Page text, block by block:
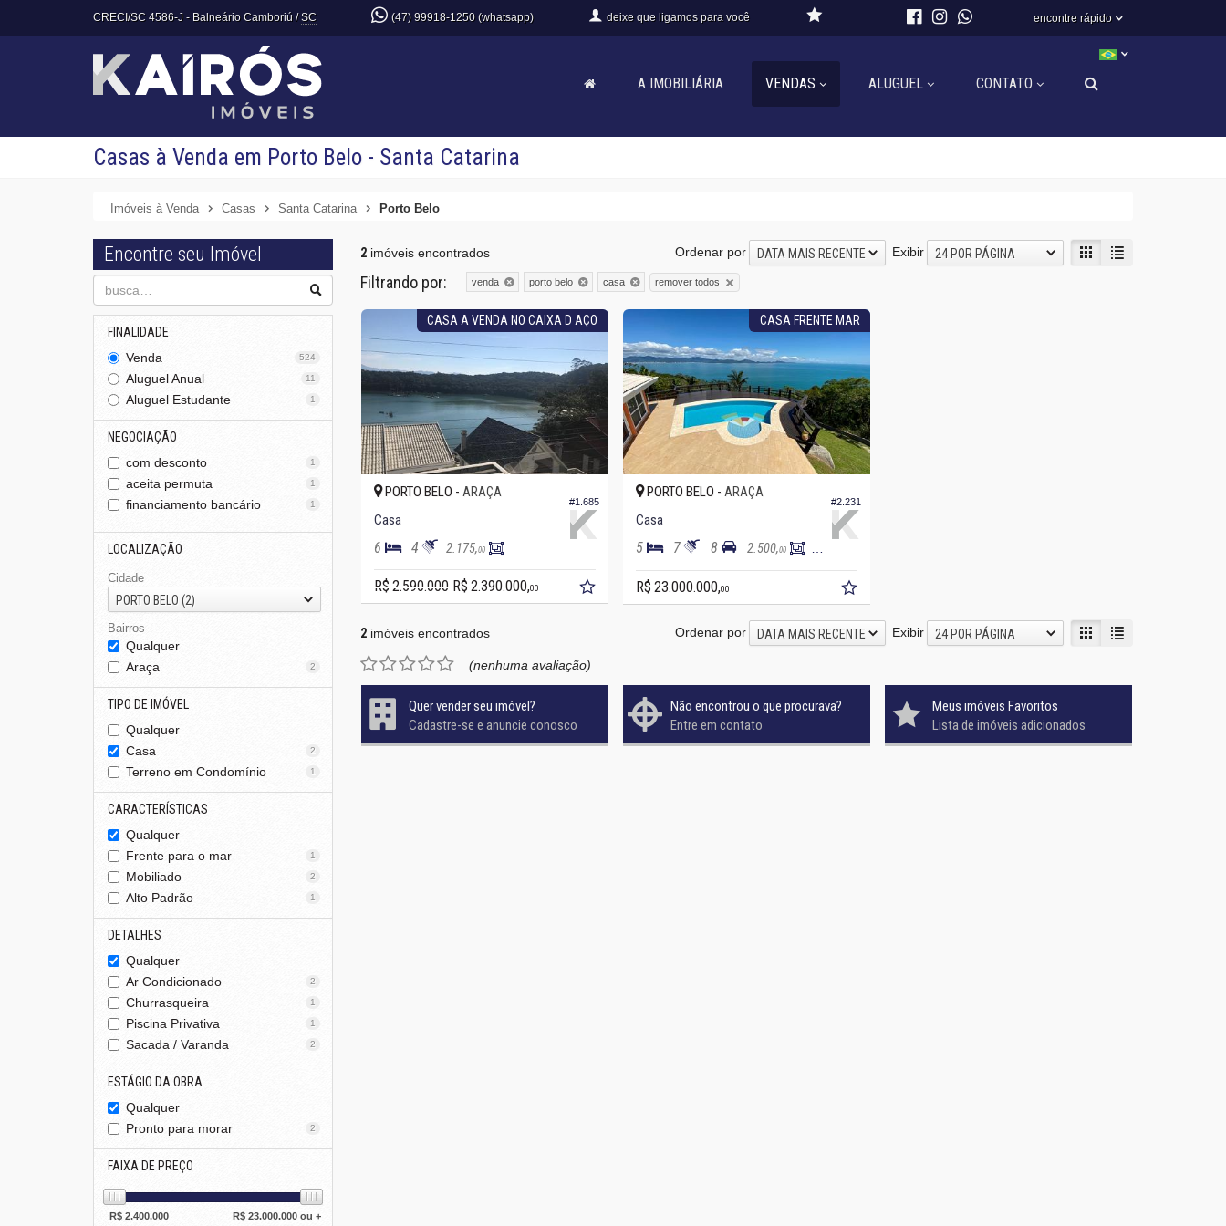
CRECI/SC 4586-J - Balneário Camboriú /SC (47) 99918-1250 (whatsapp) deixe que ligamos para você encontre rápido
A IMOBILIÁRIA VENDAS ALUGUEL CONTATO
Casas à Venda em Porto Belo - Santa Catarina
Imóveis à Venda Casas Santa Catarina Porto Belo
Encontre seu Imóvel
FINALIDADE
Venda
524
Aluguel Anual 11
Aluguel Estudante 1
NEGOCIAÇÃO
com desconto
1
aceita permuta 1
financiamento bancário 1
LOCALIZAÇÃO
Cidade
PORTO BELO (2)
Bairros
Qualquer
Araça
2
TIPO DE IMÓVEL
Qualquer
Casa
2
Terreno em Condomínio 1
CARACTERÍSTICAS
Qualquer
Frente para o mar
1
Mobiliado 2
Alto Padrão 1
DETALHES
Qualquer
Ar Condicionado
2
Churrasqueira 1
Piscina Privativa 1
Sacada / Varanda 2
ESTÁGIO DA OBRA
Qualquer
Pronto para morar
2
FAIXA DE PREÇO
R$ 2.400.000 R$ 23.000.000 ou +
2imóveis encontrados Exibir 24 POR PÁGINA
Ordenar por DATA MAIS RECENTE
Filtrando por: venda porto belo casa remover todos
CASA A VENDA NO CAIXA D AÇO
#1.685
PORTO BELO - ARAÇA
Casa
6 4 2.175,00
R$ 2.590.000 R$ 2.390.000,00
CASA FRENTE MAR
#2.231
PORTO BELO - ARAÇA
Casa
5 7 8 2.500,00 750,
R$ 23.000.000,00
2imóveis encontrados Exibir 24 POR PÁGINA
Ordenar por DATA MAIS RECENTE
(nenhuma avaliação)
Quer vender seu imóvel?
Cadastre-se e anuncie conosco
Não encontrou o que procurava?
Entre em contato
Meus imóveis Favoritos
Lista de imóveis adicionados